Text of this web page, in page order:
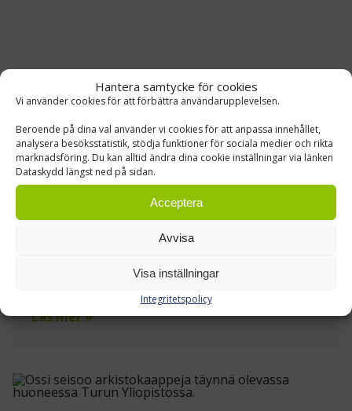
Hantera samtycke för cookies
Vi använder cookies för att förbättra användarupplevelsen.
Beroende på dina val använder vi cookies för att anpassa innehållet,
analysera besöksstatistik, stödja funktioner för sociala medier och rikta
marknadsföring. Du kan alltid ändra dina cookie inställningar via länken
Dataskydd längst ned på sidan.
Acceptera
Avvisa
Visa inställningar
Integritetspolicy
ORION ABP
Lagerinredning, Truckar
Truck-, lagerautomations- och
inredningslösningarna för Orions
skräddarsyddes enligt kundens behov.
Läs mer »